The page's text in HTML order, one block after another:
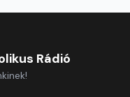
Rádió